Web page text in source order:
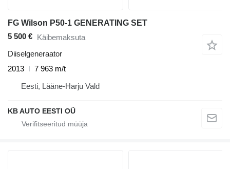
FG Wilson P50-1 GENERATING SET
5 500 € Käibemaksuta
Diiselgeneraator
2013
7 963 m/t
Eesti, Lääne-Harju Vald
KB AUTO EESTI OÜ